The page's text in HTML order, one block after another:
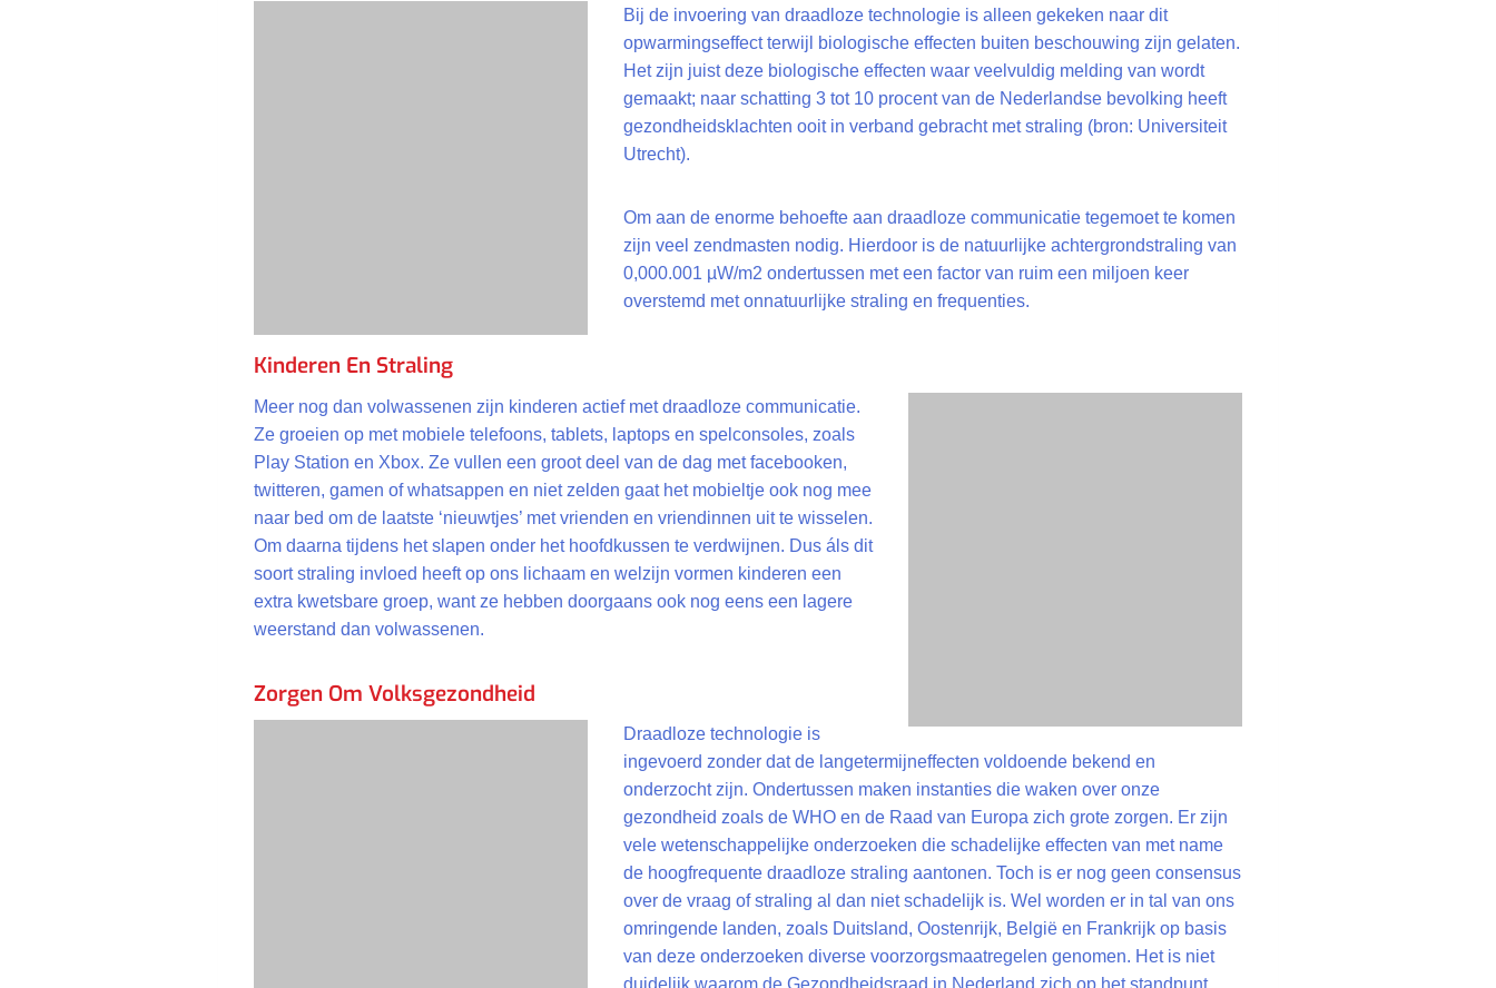
Bij de invoering van draadloze technologie is alleen gekeken naar dit
opwarmingseffect terwijl biologische effecten buiten beschouwing zijn gelaten.
Het zijn juist deze biologische effecten waar veelvuldig melding van wordt
gemaakt; naar schatting 3 tot 10 procent van de Nederlandse bevolking heeft
gezondheidsklachten ooit in verband gebracht met straling (bron: Universiteit
Utrecht).
Om aan de enorme behoefte aan draadloze communicatie tegemoet te komen
zijn veel zendmasten nodig. Hierdoor is de natuurlijke achtergrondstraling van
0,000.001 µW/m2 ondertussen met een factor van ruim een miljoen keer
overstemd met onnatuurlijke straling en frequenties.
Kinderen En Straling
Meer nog dan volwassenen zijn kinderen actief met draadloze communicatie.
Ze groeien op met mobiele telefoons, tablets, laptops en spelconsoles, zoals
Play Station en Xbox. Ze vullen een groot deel van de dag met facebooken,
twitteren, gamen of whatsappen en niet zelden gaat het mobieltje ook nog mee
naar bed om de laatste ‘nieuwtjes’ met vrienden en vriendinnen uit te wisselen.
Om daarna tijdens het slapen onder het hoofdkussen te verdwijnen. Dus áls dit
soort straling invloed heeft op ons lichaam en welzijn vormen kinderen een
extra kwetsbare groep, want ze hebben doorgaans ook nog eens een lagere
weerstand dan volwassenen.
Zorgen Om Volksgezondheid
Draadloze technologie is
ingevoerd zonder dat de langetermijneffecten voldoende bekend en
onderzocht zijn. Ondertussen maken instanties die waken over onze
gezondheid zoals de WHO en de Raad van Europa zich grote zorgen. Er zijn
vele wetenschappelijke onderzoeken die schadelijke effecten van met name
de hoogfrequente draadloze straling aantonen. Toch is er nog geen consensus
over de vraag of straling al dan niet schadelijk is. Wel worden er in tal van ons
omringende landen, zoals Duitsland, Oostenrijk, België en Frankrijk op basis
van deze onderzoeken diverse voorzorgsmaatregelen genomen. Het is niet
duidelijk waarom de Gezondheidsraad in Nederland zich op het standpunt